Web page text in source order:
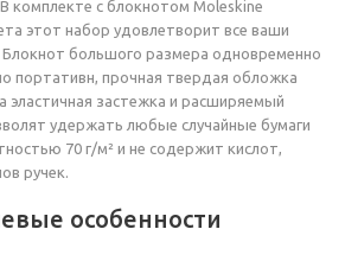
комплекте с блокнотом Moleskine
этот набор удовлетворит все ваши
Блокнот большого размера одновременно
портативн, прочная твердая обложка
эластичная застежка и расширяемый
удержать любые случайные бумаги
70 г/м² и не содержит кислот,
ручек.
особенности